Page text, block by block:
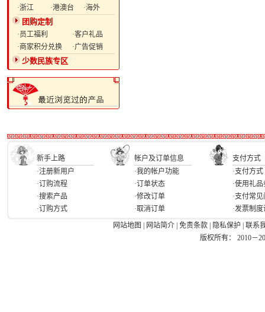
·浙江
·港澳台 ·海外
团购定制
·员工福利
·客户礼品
·商家积分兑换
·广告促销
少数民族专区
新手上路 帐户及订单信息
支付方式
·注册新用户
·订购流程
·搜索产品
·订购方式
·我的帐户功能
·订单状态
·修改订单
·取消订单
·支付方式
·使用礼品
·支付常
·发票制
网站地图
网站简介 免责条款 隐私保护
联系
版权所有： 2010－